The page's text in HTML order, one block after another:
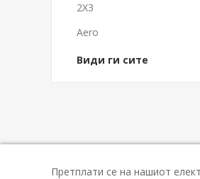
2X3
Aero
Види ги сите
Претплати се на нашиот